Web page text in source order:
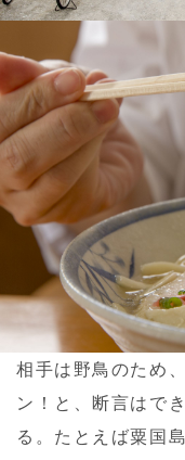
相手は野鳥のため
ン！と、断言はで
る。たとえば粟国